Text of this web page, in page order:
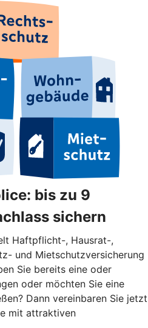
bis zu 9
sichern
Haftpflicht-, Hausrat-,
und Mietschutzversicherung
Sie bereits eine oder
oder möchten Sie eine
Dann vereinbaren Sie jetzt
mit attraktiven